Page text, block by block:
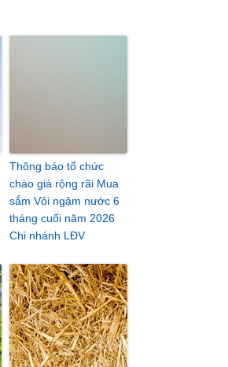
Thông báo tổ chức
chào giá rộng rãi Mua
sắm Vôi ngậm nước 6
tháng cuối năm 2026
Chi nhánh LĐV